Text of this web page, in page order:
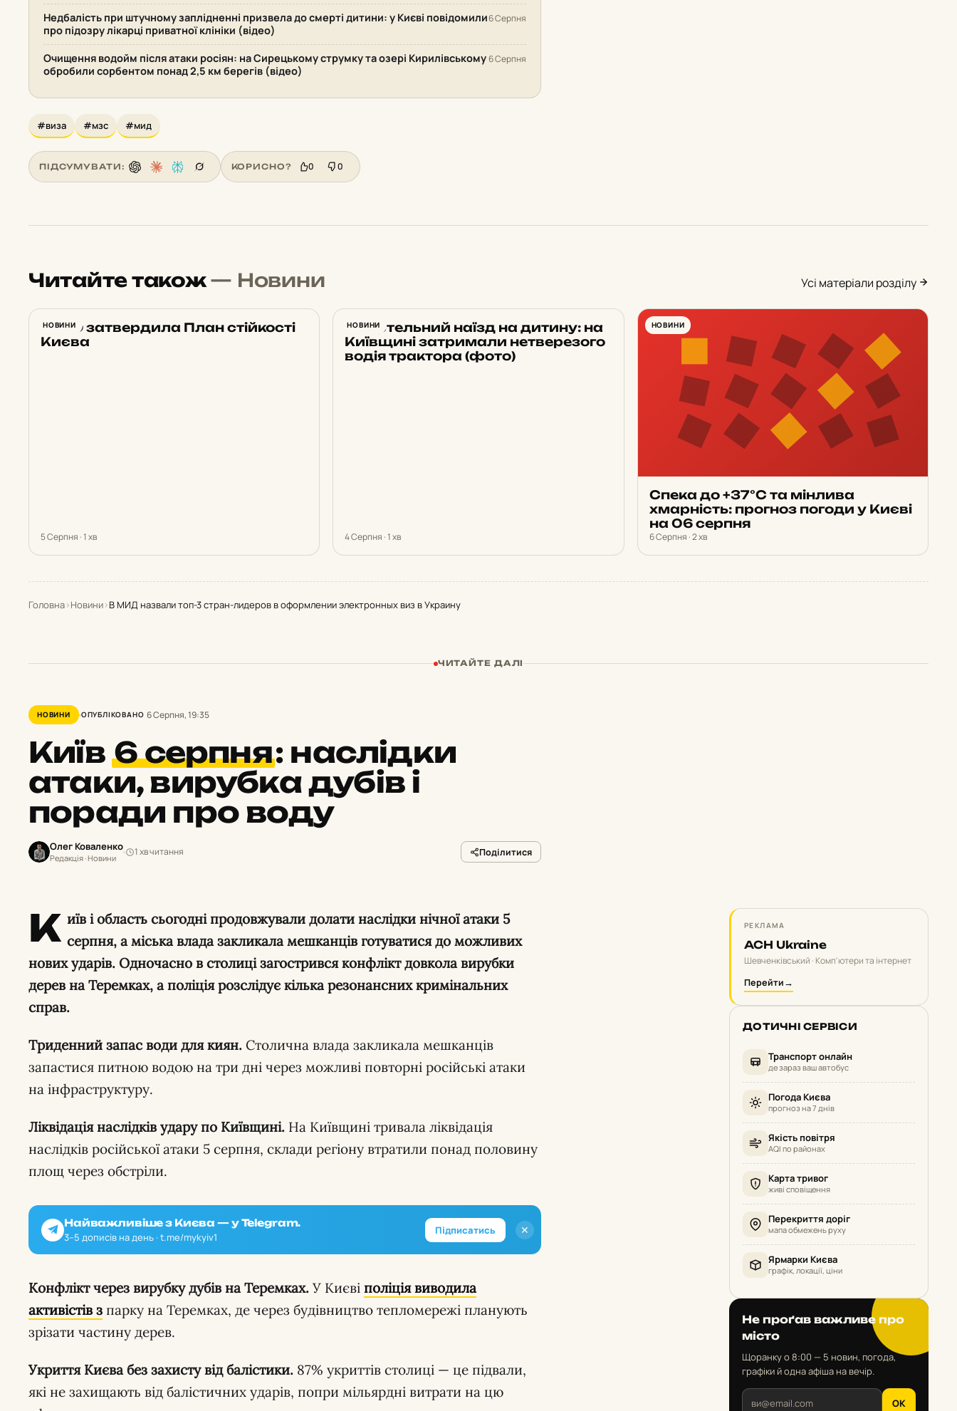
Недбалість при штучному заплідненні призвела до смерті дитини: у Києві повідомили
про підозру лікарці приватної клініки (відео)
6 Серпня
Очищення водойм після атаки росіян: на Сирецькому струмку та озері Кирилівському
обробили сорбентом понад 2,5 км берегів (відео)
6 Серпня
#виза #мзс #мид
ПІДСУМУВАТИ: КОРИСНО? 0 0
Читайте також— Новини Усі матеріали розділу
НОВИНИ
РНБО затвердила План стійкості
Києва
5 Серпня · 1 хв
НОВИНИ
Смертельний наїзд на дитину: на
Київщині затримали нетверезого
водія трактора (фото)
4 Серпня · 1 хв
НОВИНИ
Спека до +37°С та мінлива
хмарність: прогноз погоди у Києві
на 06 серпня
6 Серпня · 2 хв
Головна›Новини›В МИД назвали топ-3 стран-лидеров в оформлении электронных виз в Украину
ЧИТАЙТЕ ДАЛІ
НОВИНИ ОПУБЛІКОВАНО 6 Серпня, 19:35
Київ 6 серпня: наслідки
атаки, вирубка дубів і
поради про воду
Олег Коваленко
Редакція · Новини
1 хв читання Поділитися
К иїв і область сьогодні продовжували долати наслідки нічної атаки 5
серпня, а міська влада закликала мешканців готуватися до можливих
нових ударів. Одночасно в столиці загострився конфлікт довкола вирубки
дерев на Теремках, а поліція розслідує кілька резонансних кримінальних
справ.
Триденний запас води для киян. Столична влада закликала мешканців
запастися питною водою на три дні через можливі повторні російські атаки
на інфраструктуру.
Ліквідація наслідків удару по Київщині. На Київщині тривала ліквідація
наслідків російської атаки 5 серпня, склади регіону втратили понад половину
площ через обстріли.
✕
Найважливіше з Києва — у Telegram.
3–5 дописів на день · t.me/mykyiv1
Підписатись
Конфлікт через вирубку дубів на Теремках. У Києві поліція виводила
активістів з парку на Теремках, де через будівництво тепломережі планують
зрізати частину дерев.
Укриття Києва без захисту від балістики. 87% укриттів столиці — це підвали,
які не захищають від балістичних ударів, попри мільярдні витрати на цю
РЕКЛАМА
ACH Ukraine
Шевченківський · Комп'ютери та інтернет
Перейти→
ДОТИЧНІ СЕРВІСИ
Транспорт онлайн
де зараз ваш автобус
Погода Києва
прогноз на 7 днів
Якість повітря
AQI по районах
Карта тривог
живі сповіщення
Перекриття доріг
мапа обмежень руху
Ярмарки Києва
графік, локації, ціни
Не проґав важливе про
місто
Щоранку о 8:00 — 5 новин, погода,
графіки й одна афіша на вечір.
OK